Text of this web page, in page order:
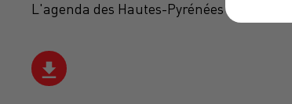
L'agenda des Hautes-Pyrénées